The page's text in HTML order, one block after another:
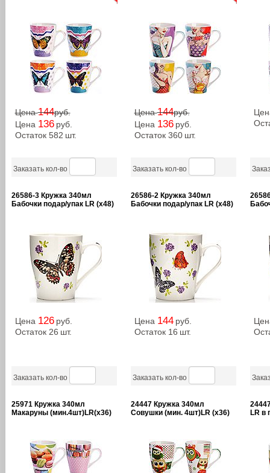
Цена144руб.
Цена 136 руб.
Остаток 582 шт.
Заказать кол-во
Цена144руб.
Цена 136 руб.
Остаток 360 шт.
Заказать кол-во
26586-3 Кружка 340мл
Бабочки подар/упак LR (х48)
Цена 126 руб.
Остаток 26 шт.
Заказать кол-во
26586-2 Кружка 340мл
Бабочки подар/упак LR (х48)
Цена 144 руб.
Остаток 16 шт.
Заказать кол-во
25971 Кружка 340мл
Макаруны (мин.4шт)LR(х36)
24447 Кружка 340мл
Совушки (мин. 4шт)LR (х36)
LR в